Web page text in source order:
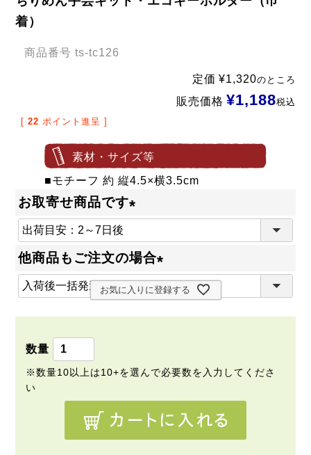
着）
商品番号 ts-tc126
定価 ¥1,320のところ
販売価格 ¥1,188税込
[ 22 ポイント進呈 ]
素材・サイズ等
■モチーフ 約 縦4.5×横3.5cm
お取寄せ商品です
必
)
他商品もご注文の場合
(
お気に入りに登録する